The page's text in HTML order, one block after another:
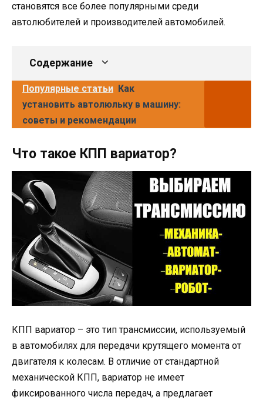
становятся все более популярными среди
автолюбителей и производителей автомобилей.
Содержание
Популярные статьи Как
установить автолюльку в машину:
советы и рекомендации
Что такое КПП вариатор?
КПП вариатор – это тип трансмиссии, используемый
в автомобилях для передачи крутящего момента от
двигателя к колесам. В отличие от стандартной
механической КПП, вариатор не имеет
фиксированного числа передач, а предлагает